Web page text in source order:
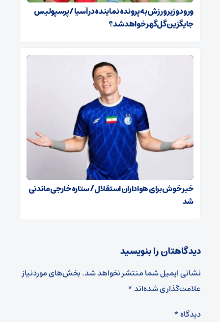
ورود وزیر ورزش به پرونده نماینده در آسیا / پرسپولیس
جایگزین گل‌گهر خواهد شد؟
خبر خوش برای هواداران استقلال / ستاره خارجی ماندنی
شد
دیدگاهتان را بنویسید
نشانی ایمیل شما منتشر نخواهد شد.بخش‌های موردنیاز
علامت‌گذاری شده‌اند*
دیدگاه*